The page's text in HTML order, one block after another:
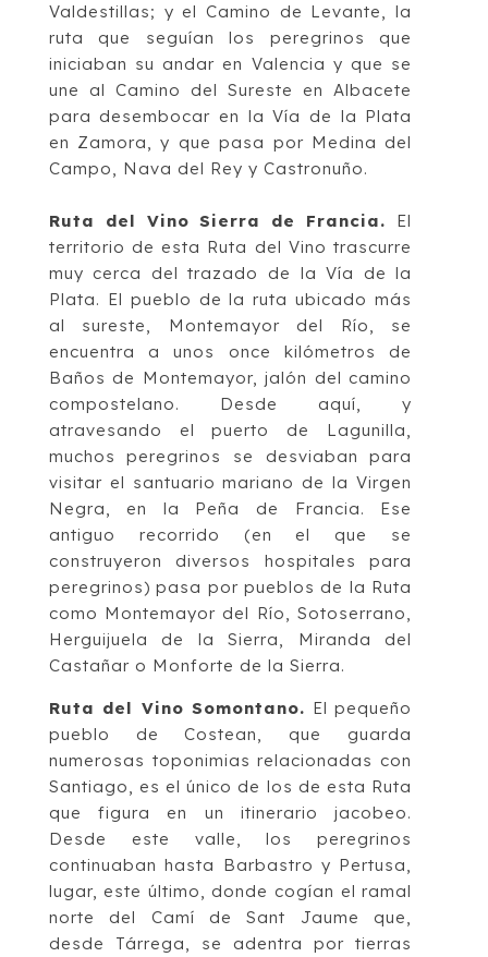
Valdestillas; y el Camino de Levante
, la
ruta que seguían los peregrinos que
iniciaban su andar en Valencia y que se
une al Camino del Sureste en Albacete
para desembocaren la Vía de la Plata
en Zamora, y que pasa por Medina del
Campo, Nava del Rey y Castronuño.
Ruta del Vino Sierra de Francia. El
territorio de esta Ruta del Vino trascurre
muy cerca del trazado de laVía de la
Plata. El pueblo de la ruta ubicado más
al sureste, Montemayor del Río, se
encuentra a unos once kilómetros de
Baños de Montemayor, jalón del camino
compostelano. Desde aquí, y
atravesando el puerto de Lagunilla,
muchos peregrinos se desviaban para
visitar el santuario mariano de la Virgen
Negra, en la Peña de Francia. Ese
antiguo recorrido (en el que se
construyeron diversos hospitales para
peregrinos)pasa por pueblos de la Ruta
como Montemayor del Río, Sotoserrano,
Herguijuela de laSierra, Miranda del
Castañar o Monforte de la Sierra.
Ruta del Vino Somontano. El pequeño
pueblo de Costean, que guarda
numerosas toponimias relacionadas con
Santiago, es el único de los de esta Ruta
que figura en un itinerariojacobeo.
Desde este valle,losperegrinos
continuabanhasta Barbastro y Pertusa,
lugar, este último, donde cogían el ramal
norte del Camí de Sant Jaume
que,
desde Tárrega, se adentra por tierras